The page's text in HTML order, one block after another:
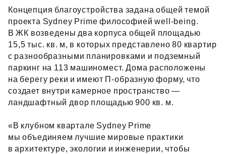
Концепция благоустройства задана общей темой
проекта Sydney Prime философией well‑being.
В ЖК возведены два корпуса общей площадью
15,5 тыс. кв. м, в которых представлено 80 квартир
с разнообразными планировками и подземный
паркинг на 113 машиномест. Дома расположены
на берегу реки и имеют П‑образную форму, что
создает внутри камерное пространство —
ландшафтный двор площадью 900 кв. м.
«В клубном квартале Sydney Prime
мы объединяем лучшие мировые практики
в архитектуре, экологии и инженерии, чтобы